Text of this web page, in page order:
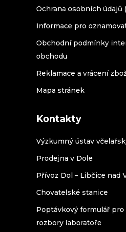
Ochrana osobních údajů
Informace pro
Obchodní podmínky
obchodu
Reklamace a vrácení
Mapa stránek
Kontakty
Výzkumný ústav
Prodejna v Dole
Přívoz Dol – Libčice nad
Chovatelské stanice
Poptávkový formulář
rozbory laboratoře